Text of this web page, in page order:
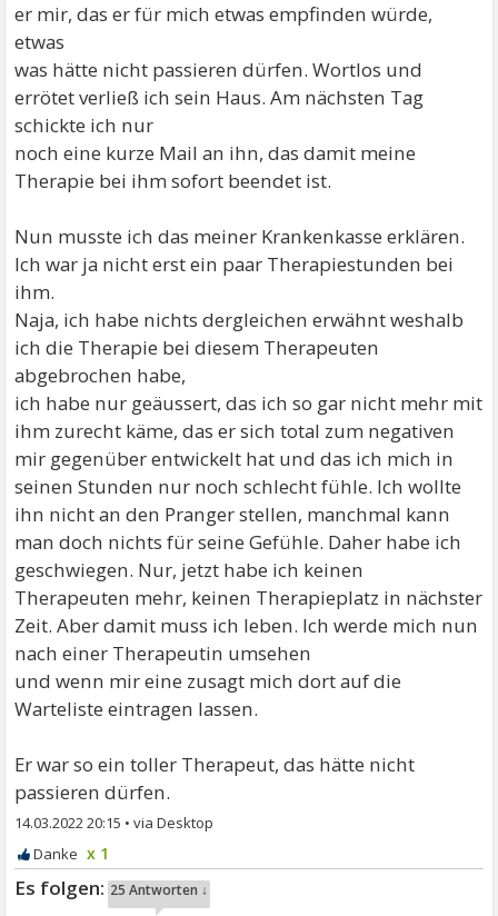
er mir, das er für mich etwas empfinden würde,
etwas
was hätte nicht passieren dürfen. Wortlos und
errötet verließ ich sein Haus. Am nächsten Tag
schickte ich nur
noch eine kurze Mail an ihn, das damit meine
Therapie bei ihm sofort beendet ist.
Nun musste ich das meiner Krankenkasse erklären.
Ich war ja nicht erst ein paar Therapiestunden bei
ihm.
Naja, ich habe nichts dergleichen erwähnt weshalb
ich die Therapie bei diesem Therapeuten
abgebrochen habe,
ich habe nur geäussert, das ich so gar nicht mehr mit
ihm zurecht käme, das er sich total zum negativen
mir gegenüber entwickelt hat und das ich mich in
seinen Stunden nur noch schlecht fühle. Ich wollte
ihn nicht an den Pranger stellen, manchmal kann
man doch nichts für seine Gefühle. Daher habe ich
geschwiegen. Nur, jetzt habe ich keinen
Therapeuten mehr, keinen Therapieplatz in nächster
Zeit. Aber damit muss ich leben. Ich werde mich nun
nach einer Therapeutin umsehen
und wenn mir eine zusagt mich dort auf die
Warteliste eintragen lassen.
Er war so ein toller Therapeut, das hätte nicht
passieren dürfen.
14.03.2022 20:15 •
x 1
25 Antworten ↓